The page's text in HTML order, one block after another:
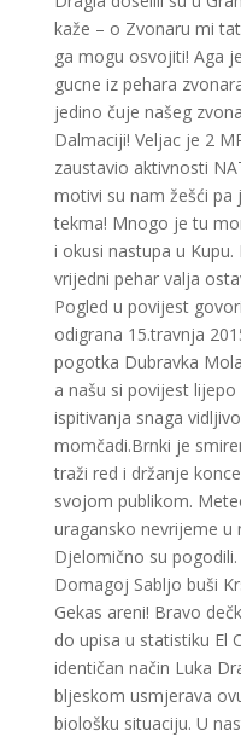
kaže – o Zvonaru mi
ga mogu osvojiti! Aga
gucne iz pehara
jedino čuje našeg
Dalmaciji! Veljac je 2
zaustavio aktivnosti
motivi su nam žešći pa
tekma! Mnogo je tu
i okusi nastupa u
vrijedni pehar valja
Pogled u povijest
odigrana 15.travnja
pogotka Dubravka
a našu si povijest
ispitivanja snaga
momčadi.Brnki je
traži red i držanje
svojom publikom.
uragansko nevrijeme u
Djelomično su
Domagoj Sabljo buši
Gekas areni! Bravo
do upisa u statistiku El
identičan način Luka
bljeskom usmjerava
biološku situaciju. U